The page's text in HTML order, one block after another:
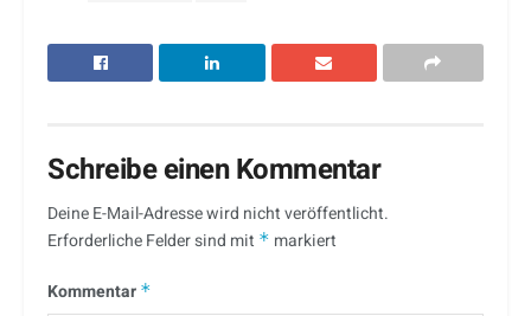
Schreibe einen Kommentar
Deine E-Mail-Adresse wird nicht veröffentlicht.
Erforderliche Felder sind mit * markiert
Kommentar *